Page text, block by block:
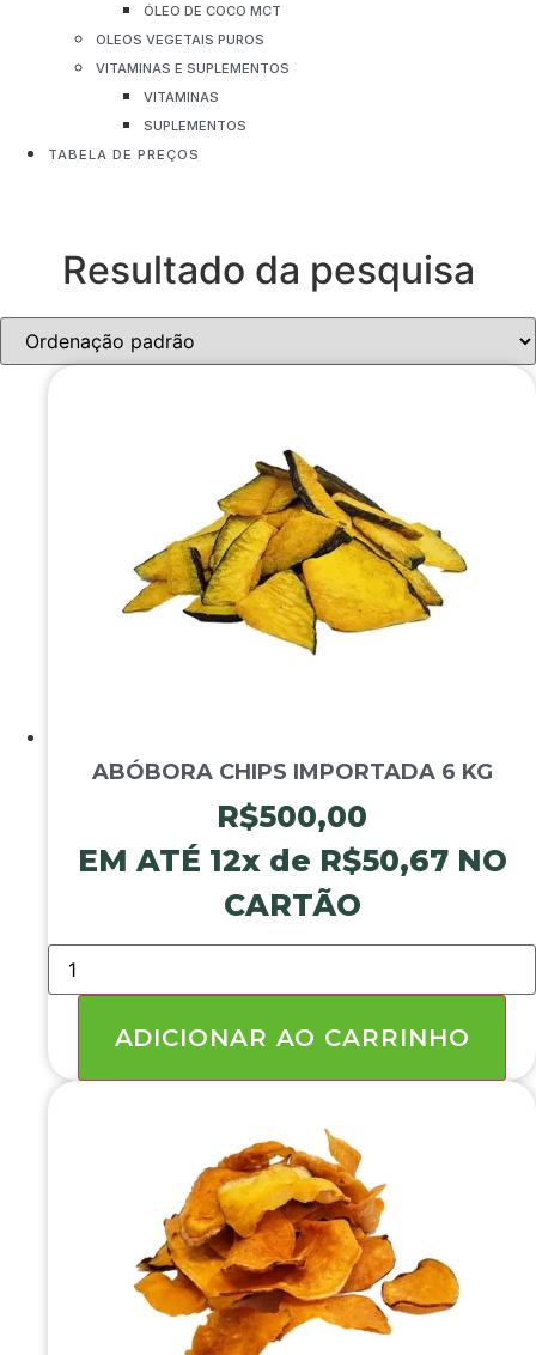
ÓLEO DE COCO MCT
OLEOS VEGETAIS PUROS
VITAMINAS E SUPLEMENTOS
VITAMINAS
SUPLEMENTOS
TABELA DE PREÇOS
Resultado da pesquisa
ABÓBORA CHIPS IMPORTADA 6 KG
R$500,00
EM ATÉ 12x de R$50,67 NO
CARTÃO
ABÓBORA
CHIPS
IMPORTADA
quantidadeADICIONAR AO CARRINHO